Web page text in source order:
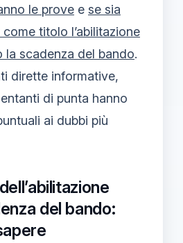
le prove e se sia
titolo l’abilitazione
la scadenza del bando.
dirette informative,
di punta hanno
ai dubbi più
del bando: